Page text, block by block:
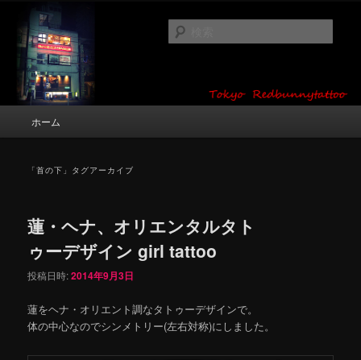
ン
ツ
東京 タトゥースタジオ 吉祥寺 Red
Bunny Tattoo タトゥーデザイン・タ
トゥー画像
タトゥーデザイン・画像の紹介（和彫り・ワンポイント・girl tattoo）
ホーム
「首の下 」タグアーカイブ
蓮・ヘナ、オリエンタルタト
ゥーデザイン girl tattoo
投稿日時:2014年9月3日
蓮をヘナ・オリエント調なタトゥーデザインで。
体の中心なのでシンメトリー(左右対称)にしました。